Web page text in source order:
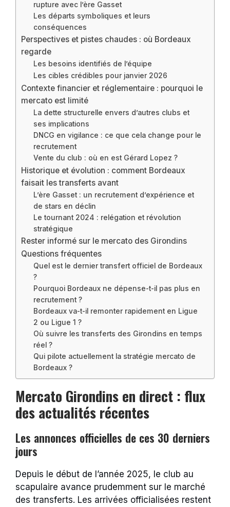
rupture avec l’ère Gasset
Les départs symboliques et leurs
conséquences
Perspectives et pistes chaudes : où Bordeaux
regarde
Les besoins identifiés de l’équipe
Les cibles crédibles pour janvier 2026
Contexte financier et réglementaire : pourquoi le
mercato est limité
La dette structurelle envers d’autres clubs et
ses implications
DNCG en vigilance : ce que cela change pour le
recrutement
Vente du club : où en est Gérard Lopez ?
Historique et évolution : comment Bordeaux
faisait les transferts avant
L’ère Gasset : un recrutement d’expérience et
de stars en déclin
Le tournant 2024 : relégation et révolution
stratégique
Rester informé sur le mercato des Girondins
Questions fréquentes
Quel est le dernier transfert officiel de Bordeaux
?
Pourquoi Bordeaux ne dépense-t-il pas plus en
recrutement ?
Bordeaux va-t-il remonter rapidement en Ligue
2 ou Ligue 1 ?
Où suivre les transferts des Girondins en temps
réel ?
Qui pilote actuellement la stratégie mercato de
Bordeaux ?
Mercato Girondins en direct : flux
des actualités récentes
Les annonces officielles de ces 30 derniers
jours
Depuis le début de l’année 2025, le club au
scapulaire avance prudemment sur le marché
des transferts. Les arrivées officialisées restent